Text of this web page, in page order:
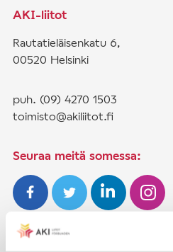
AKI-liitot
Rautatieläisenkatu 6,
00520 Helsinki
puh. (09) 4270 1503
toimisto@akiliitot.fi
Seuraa meitä somessa: